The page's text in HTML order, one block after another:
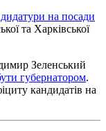
на посади
та Харківської
Зеленський
губернатором.
кандидатів на